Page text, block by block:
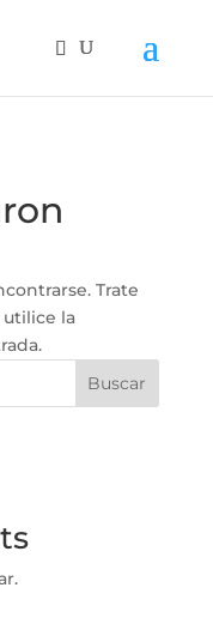
Trate
la
Buscar